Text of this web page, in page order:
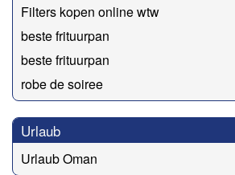
Filters kopen online wtw
beste frituurpan
beste frituurpan
robe de soiree
Urlaub
Urlaub Oman